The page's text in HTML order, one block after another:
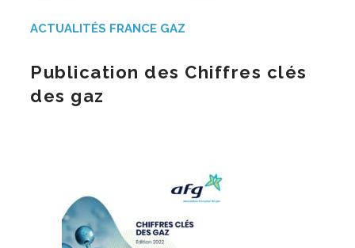
ACTUALITÉS FRANCE GAZ
Publication des Chiffres clés
des gaz